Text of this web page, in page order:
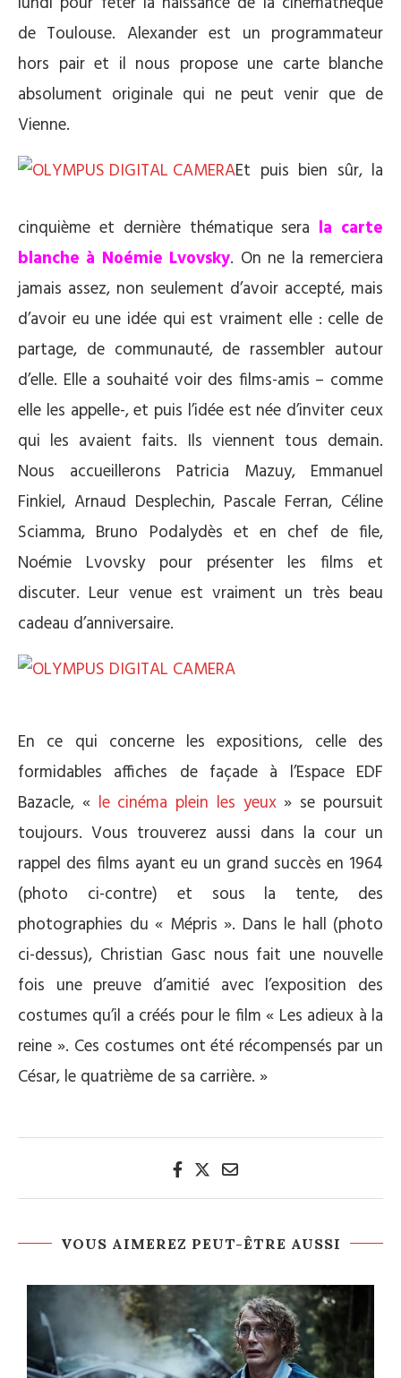
de Toulouse. Alexander est un programmateur
hors pair et il nous propose une carte blanche
absolument originale qui ne peut venir que de
Vienne.
Et puis bien sûr, la
cinquième et dernière thématique sera la carte
blanche à Noémie Lvovsky. On ne la remerciera
jamais assez, non seulement d’avoir accepté, mais
d’avoir eu une idée qui est vraiment elle : celle de
partage, de communauté, de rassembler autour
d’elle. Elle a souhaité voir des films-amis – comme
elle les appelle-, et puis l’idée est née d’inviter ceux
qui les avaient faits. Ils viennent tous demain.
Nous accueillerons Patricia Mazuy, Emmanuel
Finkiel, Arnaud Desplechin, Pascale Ferran, Céline
Sciamma, Bruno Podalydès et en chef de file,
Noémie Lvovsky pour présenter les films et
discuter. Leur venue est vraiment un très beau
cadeau d’anniversaire.
En ce qui concerne les expositions, celle des
formidables affiches de façade à l’Espace EDF
Bazacle, « le cinéma plein les yeux» se poursuit
toujours. Vous trouverez aussi dans la cour un
rappel des films ayant eu un grand succès en 1964
(photo ci-contre) et sous la tente, des
photographies du « Mépris ». Dans le hall (photo
ci-dessus), Christian Gasc nous fait une nouvelle
fois une preuve d’amitié avec l’exposition des
costumes qu’il a créés pour le film « Les adieux à la
reine ». Ces costumes ont été récompensés par un
César, le quatrième de sa carrière. »
VOUS AIMEREZ PEUT-ÊTRE AUSSI